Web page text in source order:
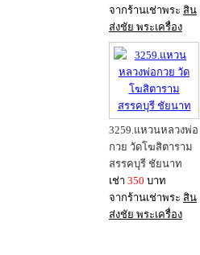
จากร้านเช่าพระ สิน
ส่งชัย พระเครื่อง
3259.แหวนหลวงพ่อ
กวย วัดโฆสิตาราม
สรรคบุรี ชัยนาท
เช่า 350 บาท
จากร้านเช่าพระ สิน
ส่งชัย พระเครื่อง